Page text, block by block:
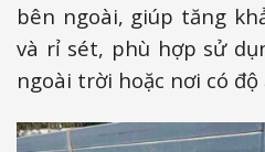
bên ngoài, giúp tăng
và rỉ sét, phù hợp sử
ngoài trời hoặc nơi có độ